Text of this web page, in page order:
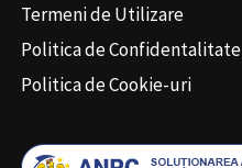
Termeni de Utilizare
Politica de Confidentalitate
Politica de Cookie-uri